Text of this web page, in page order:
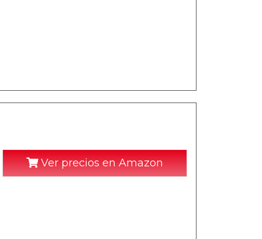
Ver precios en Amazon